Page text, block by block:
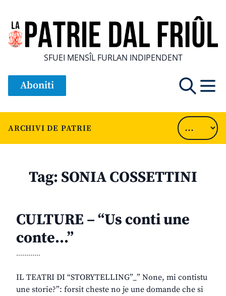
SFUEI MENSÎL FURLAN INDIPENDENT
Aboniti
ARCHIVI DE PATRIE
Tag: SONIA COSSETTINI
CULTURE – “Us conti une
conte…”
............
IL TEATRI DI “STORYTELLING”_” None, mi contistu
une storie?”: forsit cheste no je une domande che si